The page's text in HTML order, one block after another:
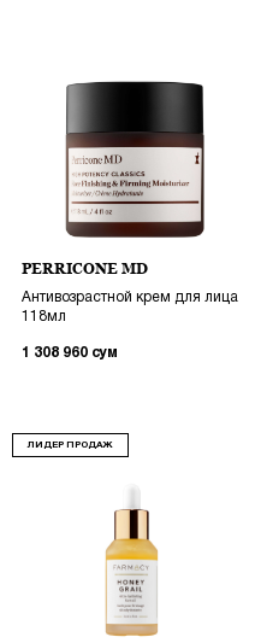
PERRICONE MD
Антивозрастной крем для лица
118мл
1 308 960 сум
ЛИДЕР ПРОДАЖ